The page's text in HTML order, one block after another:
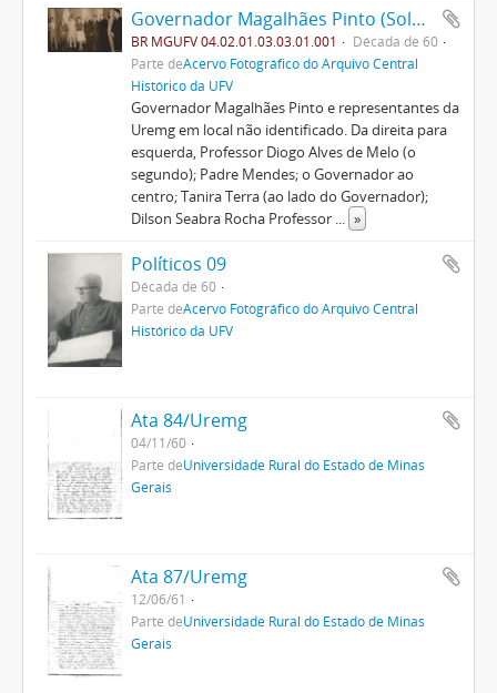
Governador Magalhães Pinto (Solenidades) 01
BR MGUFV 04.02.01.03.03.01.001
Década de 60
Parte deAcervo Fotográfico do Arquivo Central
Histórico da UFV
Governador Magalhães Pinto e representantes da
Uremg em local não identificado. Da direita para
esquerda, Professor Diogo Alves de Melo (o
segundo); Padre Mendes; o Governador ao
centro; Tanira Terra (ao lado do Governador);
Dilson Seabra Rocha Professor
»
Políticos 09
Década de 60
Parte deAcervo Fotográfico do Arquivo Central
Histórico da UFV
Ata 84/Uremg
04/11/60
Parte deUniversidade Rural do Estado de Minas
Gerais
Ata 87/Uremg
12/06/61
Parte deUniversidade Rural do Estado de Minas
Gerais